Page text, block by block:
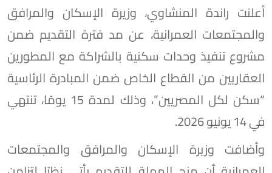
أعلنت راندة المنشاوي، وزيرة الإسكان والمرافق
والمجتمعات العمرانية، عن مد فترة التقديم ضمن
مشروع تنفيذ وحدات سكنية بالشراكة مع المطورين
العقاريين من القطاع الخاص ضمن المبادرة الرئاسية
“سكن لكل المصريين”، وذلك لمدة 15 يومًا، تنتهي
في 14 يونيو 2026.
وأضافت وزيرة الإسكان والمرافق والمجتمعات